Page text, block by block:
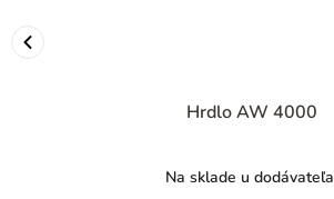
Hrdlo AW 4000
Na sklade u dodávateľa